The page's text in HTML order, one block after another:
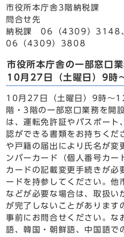
市役所本庁舎3階納税課
問合せ先
納税課 06（4309）3148
06（4309）3808
市役所本庁舎の一部窓口
10月27日（土曜日）9時
10月27日（土曜日）9時～
階・3階の一部窓口業務を開
は、運転免許証やパスポート
認ができる書類をお持ちくだ
や戸籍の届出により氏名が変
ンバーカード（個人番号カー
カードの記載変更手続きが必
ードを持参してください。他
などが必要な場合は、取扱い
が完了しないことがあります
事前にお問合せください。な
語、韓国・朝鮮語、中国語で